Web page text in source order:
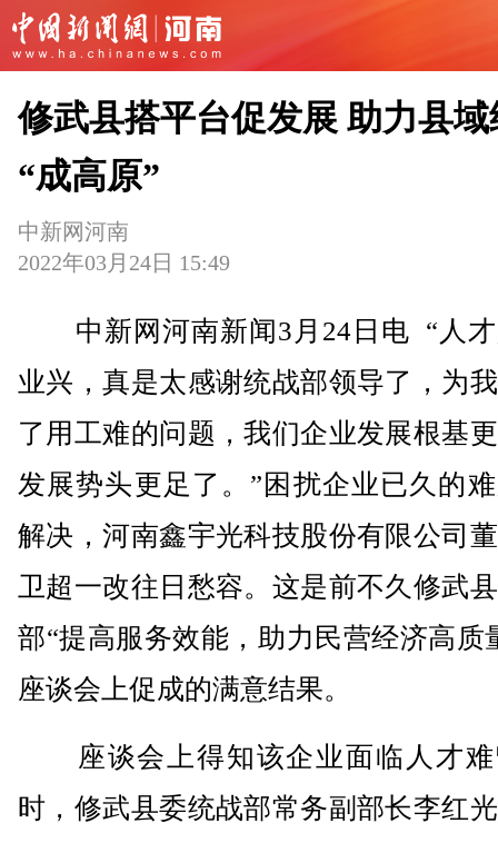
修武县搭平台促发展 助力县域
“成高原”
中新网河南
2022年03月24日 15:49
中新网河南新闻3月24日电 “人才
业兴，真是太感谢统战部领导了，为
了用工难的问题，我们企业发展根基
发展势头更足了。”困扰企业已久的
解决，河南鑫宇光科技股份有限公司
卫超一改往日愁容。这是前不久修武
部“提高服务效能，助力民营经济高质
座谈会上促成的满意结果。
座谈会上得知该企业面临人才难
时，修武县委统战部常务副部长李红